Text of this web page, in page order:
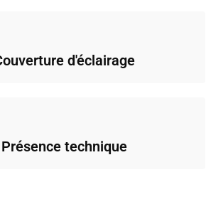
d'éclairage
Présence technique